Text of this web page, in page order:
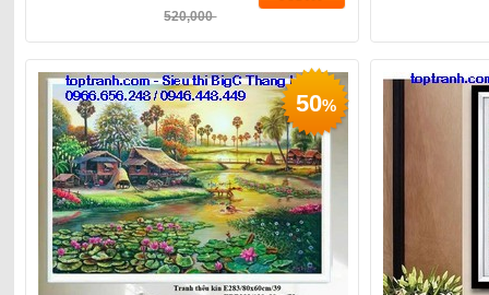
520,000
50%